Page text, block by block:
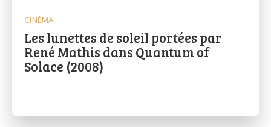
CINÉMA
Les lunettes de soleil portées par
René Mathis dans Quantum of
Solace (2008)